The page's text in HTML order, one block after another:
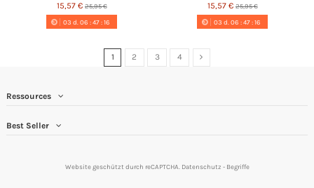
15,57 € 25,95 €
03 d. 06 :47:16
15,57 € 25,95 €
03 d. 06 :47:16
1 2 3 4
Ressources
Best Seller
Website geschützt durch reCAPTCHA. Datenschutz - Begriffe